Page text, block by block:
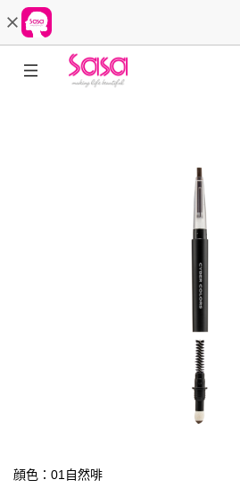
顔色：01自然啡